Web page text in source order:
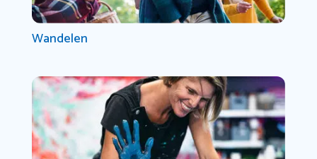
Wandelen